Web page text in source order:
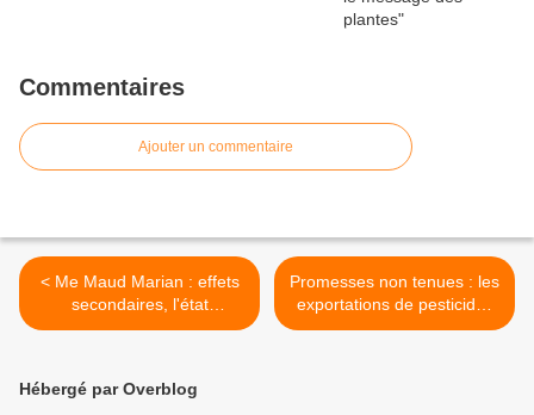
Commentaires
Ajouter un commentaire
< Me Maud Marian : effets
secondaires, l'état
abandonnera les
Promesses non tenues : les
exportations de pesticides
interdits continuent depuis
Hébergé par Overblog